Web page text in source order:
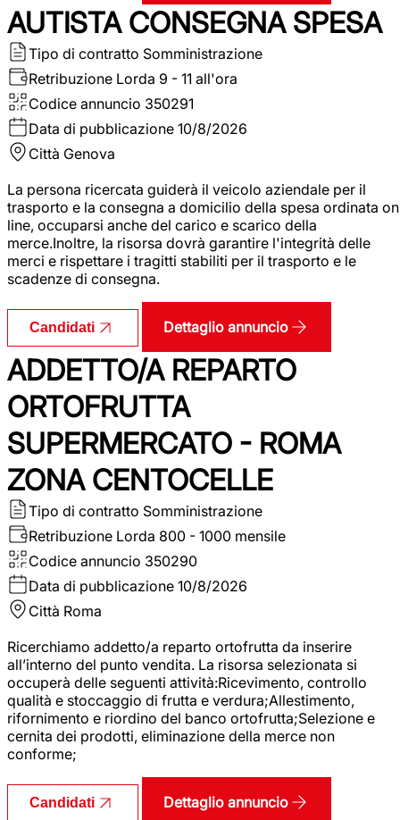
AUTISTA CONSEGNA SPESA
Tipo di contratto Somministrazione
Retribuzione Lorda 9 - 11 all'ora
Codice annuncio 350291
Data di pubblicazione 10/8/2026
Città Genova
La persona ricercata guiderà il veicolo aziendale per il
trasporto e la consegna a domicilio della spesa ordinata on
line, occuparsi anche del carico e scarico della
merce.Inoltre, la risorsa dovrà garantire l'integrità delle
merci e rispettare i tragitti stabiliti per il trasporto e le
scadenze di consegna.
Candidati Dettaglio annuncio
ADDETTO/A REPARTO
ORTOFRUTTA
SUPERMERCATO - ROMA
ZONA CENTOCELLE
Tipo di contratto Somministrazione
Retribuzione Lorda 800 - 1000 mensile
Codice annuncio 350290
Data di pubblicazione 10/8/2026
Città Roma
Ricerchiamo addetto/a reparto ortofrutta da inserire
all’interno del punto vendita. La risorsa selezionata si
occuperà delle seguenti attività:Ricevimento, controllo
qualità e stoccaggio di frutta e verdura;Allestimento,
rifornimento e riordino del banco ortofrutta;Selezione e
cernita dei prodotti, eliminazione della merce non
conforme;
Candidati Dettaglio annuncio